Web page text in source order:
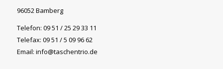
96052 Bamberg
Telefon: 09 51 / 25 29 33 11
Telefax: 09 51 / 5 09 96 62
Email: info@taschentrio.de